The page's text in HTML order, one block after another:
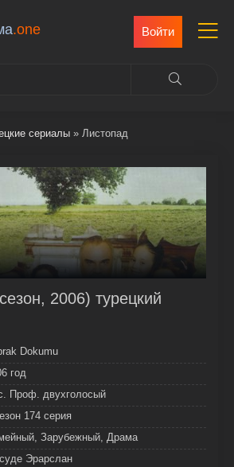
.one Войти
сериалы » Листопад
2006) турецкий
Dokumu
год
Проф. двухголосый
174 серия
Зарубежный, Драма
Эрарслан